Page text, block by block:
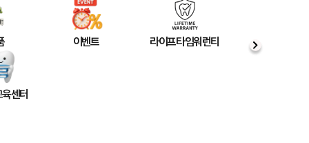
이벤트 라이프타임워런티
센터